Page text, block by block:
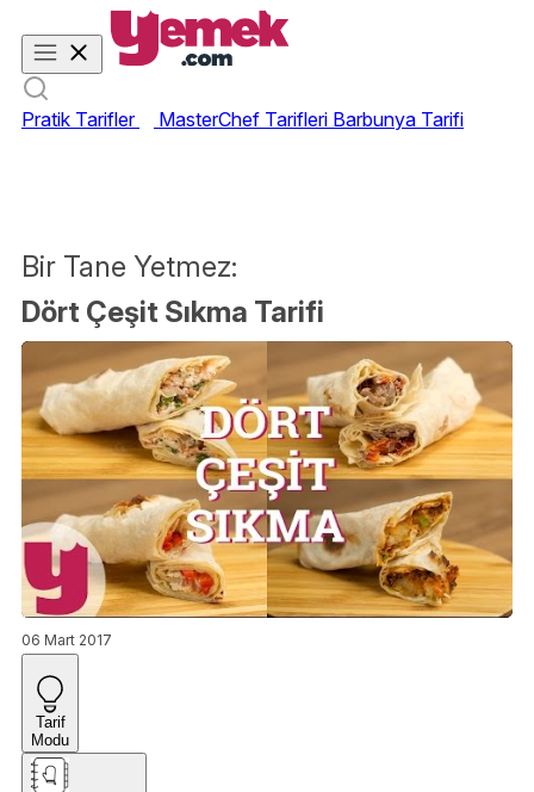
Pratik Tarifler MasterChef Tarifleri Barbunya Tarifi
Bir Tane Yetmez:
Dört Çeşit Sıkma Tarifi
06 Mart 2017
Tarif
Modu